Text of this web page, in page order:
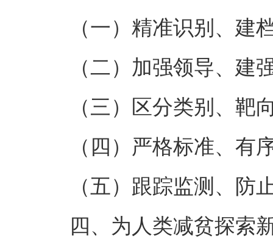
（一）精准识别、建
（二）加强领导、建
（三）区分类别、靶
（四）严格标准、有
（五）跟踪监测、防
四、为人类减贫探索